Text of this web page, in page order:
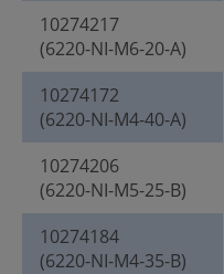
10274217
(6220-NI-M6-20-A)
10274172
(6220-NI-M4-40-A)
10274206
(6220-NI-M5-25-B)
10274184
(6220-NI-M4-35-B)